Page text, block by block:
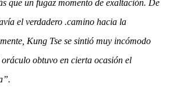
que un fugaz momento de exaltación. De
el verdadero .camino hacia la
Kung Tse se sintió muy incómodo
obtuvo en cierta ocasión el